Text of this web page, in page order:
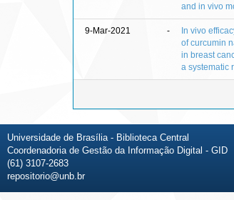
and in vivo
9-Mar-2021 -
In vivo
of curcumin
in breast
a systematic
Universidade de Brasília - Biblioteca Central
Coordenadoria de Gestão da Informação Digital - GID
(61) 3107-2683
repositorio@unb.br